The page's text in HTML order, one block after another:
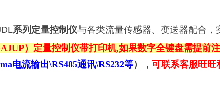
系列定量控制仪与各类流量传感器、变送器配合，
）定量控制仪带打印机,如果数字全键盘需提前
电流输出\RS485通讯\RS232等） ， 可联系客服旺旺